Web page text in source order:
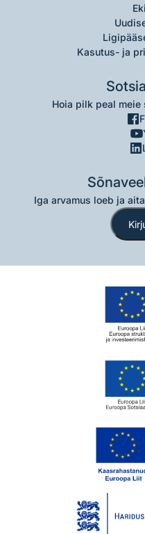
Kasutus- ja
Hoia pilk peal
Iga arvamus loeb ja